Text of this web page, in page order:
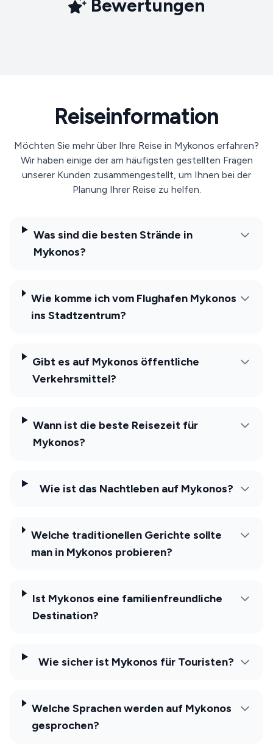
Bewertungen
Reiseinformation
Möchten Sie mehr über Ihre Reise in Mykonos erfahren?
Wir haben einige der am häufigsten gestellten Fragen
unserer Kunden zusammengestellt, um Ihnen bei der
Planung Ihrer Reise zu helfen.
Was sind die besten Strände in
Mykonos?
Wie komme ich vom Flughafen Mykonos
ins Stadtzentrum?
Gibt es auf Mykonos öffentliche
Verkehrsmittel?
Wann ist die beste Reisezeit für
Mykonos?
Wie ist das Nachtleben auf Mykonos?
Welche traditionellen Gerichte sollte
man in Mykonos probieren?
Ist Mykonos eine familienfreundliche
Destination?
Wie sicher ist Mykonos für Touristen?
Welche Sprachen werden auf Mykonos
gesprochen?